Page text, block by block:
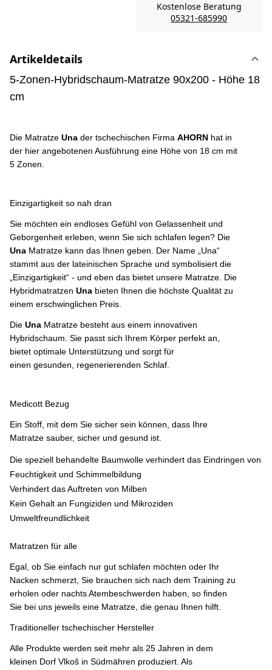
Kostenlose Beratung
05321-685990
Artikeldetails
5-Zonen-Hybridschaum-Matratze 90x200 - Höhe 18
cm
Die Matratze Una der tschechischen Firma AHORN hat in
der hier angebotenen Ausführung eine Höhe von 18 cm mit
5 Zonen.
Einzigartigkeit so nah dran
Sie möchten ein endloses Gefühl von Gelassenheit und
Geborgenheit erleben, wenn Sie sich schlafen legen? Die
Una Matratze kann das Ihnen geben. Der Name „Una“
stammt aus der lateinischen Sprache und symbolisiert die
„Einzigartigkeit“ - und eben das bietet unsere Matratze. Die
Hybridmatratzen Una bieten Ihnen die höchste Qualität zu
einem erschwinglichen Preis.
Die Una Matratze besteht aus einem innovativen
Hybridschaum. Sie passt sich Ihrem Körper perfekt an,
bietet optimale Unterstützung und sorgt für
einen gesunden, regenerierenden Schlaf.
Medicott Bezug
Ein Stoff, mit dem Sie sicher sein können, dass Ihre
Matratze sauber, sicher und gesund ist.
Die speziell behandelte Baumwolle verhindert das Eindringen von
Feuchtigkeit und Schimmelbildung
Verhindert das Auftreten von Milben
Kein Gehalt an Fungiziden und Mikroziden
Umweltfreundlichkeit
Matratzen für alle
Egal, ob Sie einfach nur gut schlafen möchten oder Ihr
Nacken schmerzt, Sie brauchen sich nach dem Training zu
erholen oder nachts Atembeschwerden haben, so finden
Sie bei uns jeweils eine Matratze, die genau Ihnen hilft.
Traditioneller tschechischer Hersteller
Alle Produkte werden seit mehr als 25 Jahren in dem
kleinen Dorf Vlkoš in Südmähren produziert. Als